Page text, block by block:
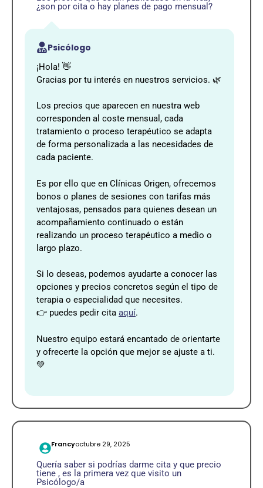
¿son por cita o hay planes de pago mensual?
Psicólogo
¡Hola! 👋
Gracias por tu interés en nuestros servicios. 🌿
Los precios que aparecen en nuestra web
corresponden al coste mensual, cada
tratamiento o proceso terapéutico se adapta
de forma personalizada a las necesidades de
cada paciente.
Es por ello que en Clínicas Origen, ofrecemos
bonos o planes de sesiones con tarifas más
ventajosas, pensados para quienes desean un
acompañamiento continuado o están
realizando un proceso terapéutico a medio o
largo plazo.
Si lo deseas, podemos ayudarte a conocer las
opciones y precios concretos según el tipo de
terapia o especialidad que necesites.
👉 puedes pedir cita aquí.
Nuestro equipo estará encantado de orientarte
y ofrecerte la opción que mejor se ajuste a ti.
💚
Francyoctubre 29, 2025
Quería saber si podrías darme cita y que precio
tiene , es la primera vez que visito un
Psicólogo/a